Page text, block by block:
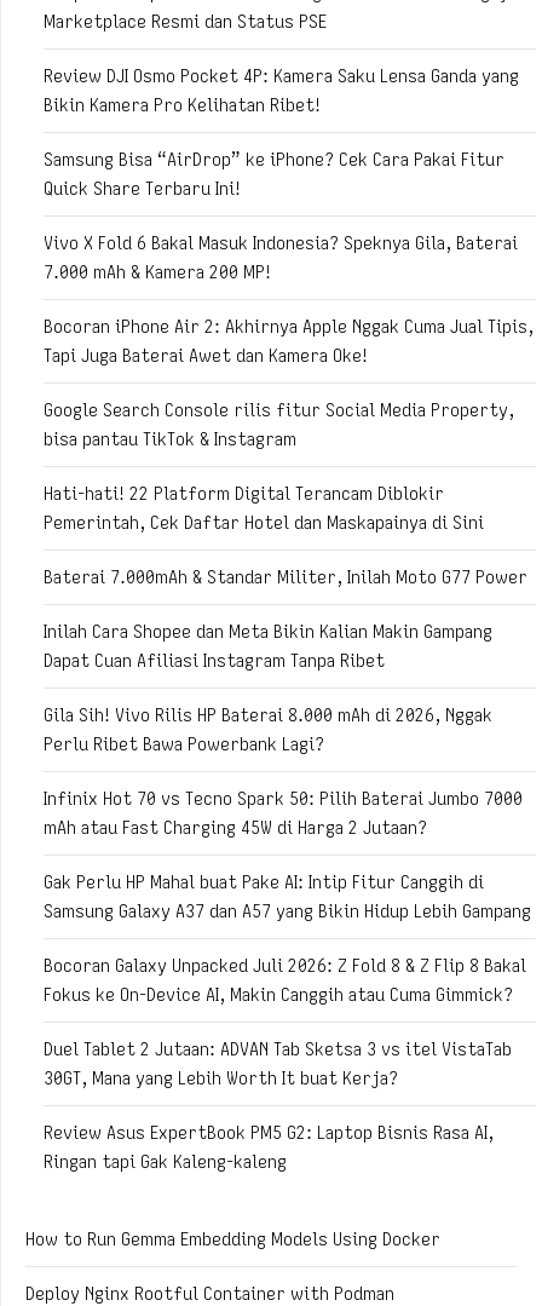
Marketplace Resmi dan Status PSE
Review DJI Osmo Pocket 4P: Kamera Saku Lensa Ganda yang
Bikin Kamera Pro Kelihatan Ribet!
Samsung Bisa “AirDrop” ke iPhone? Cek Cara Pakai Fitur
Quick Share Terbaru Ini!
Vivo X Fold 6 Bakal Masuk Indonesia? Speknya Gila, Baterai
7.000 mAh & Kamera 200 MP!
Bocoran iPhone Air 2: Akhirnya Apple Nggak Cuma Jual Tipis,
Tapi Juga Baterai Awet dan Kamera Oke!
Google Search Console rilis fitur Social Media Property,
bisa pantau TikTok & Instagram
Hati-hati! 22 Platform Digital Terancam Diblokir
Pemerintah, Cek Daftar Hotel dan Maskapainya di Sini
Baterai 7.000mAh & Standar Militer, Inilah Moto G77 Power
Inilah Cara Shopee dan Meta Bikin Kalian Makin Gampang
Dapat Cuan Afiliasi Instagram Tanpa Ribet
Gila Sih! Vivo Rilis HP Baterai 8.000 mAh di 2026, Nggak
Perlu Ribet Bawa Powerbank Lagi?
Infinix Hot 70 vs Tecno Spark 50: Pilih Baterai Jumbo 7000
mAh atau Fast Charging 45W di Harga 2 Jutaan?
Gak Perlu HP Mahal buat Pake AI: Intip Fitur Canggih di
Samsung Galaxy A37 dan A57 yang Bikin Hidup Lebih Gampang
Bocoran Galaxy Unpacked Juli 2026: Z Fold 8 & Z Flip 8 Bakal
Fokus ke On-Device AI, Makin Canggih atau Cuma Gimmick?
Duel Tablet 2 Jutaan: ADVAN Tab Sketsa 3 vs itel VistaTab
30GT, Mana yang Lebih Worth It buat Kerja?
Review Asus ExpertBook PM5 G2: Laptop Bisnis Rasa AI,
Ringan tapi Gak Kaleng-kaleng
How to Run Gemma Embedding Models Using Docker
Deploy Nginx Rootful Container with Podman